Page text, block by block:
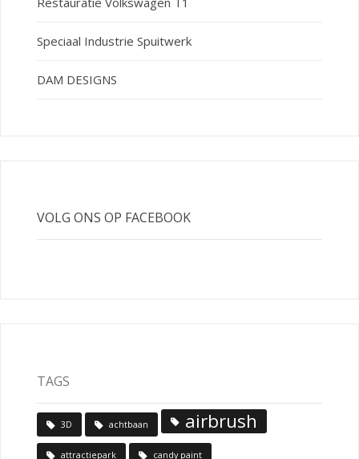
Speciaal Industrie Spuitwerk
DAM DESIGNS
VOLG ONS OP FACEBOOK
TAGS
3D achtbaan airbrush
attractiepark candy paint